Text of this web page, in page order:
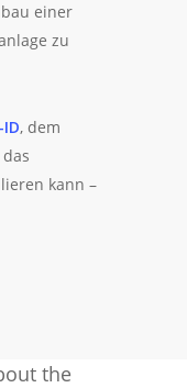
einer
zu
, dem
kann –
the